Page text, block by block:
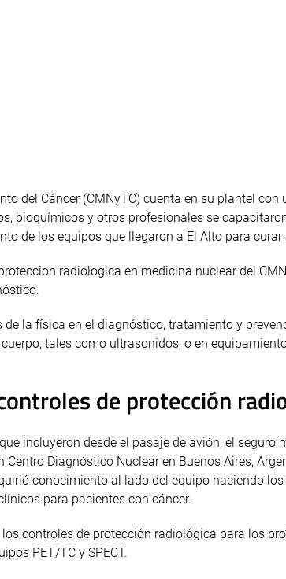
del Cáncer (CMNyTC) cuenta en su plantel
bioquímicos y otros profesionales se
de los equipos que llegaron a El Alto para
radiológica en medicina nuclear del
la física en el diagnóstico, tratamiento y
tales como ultrasonidos, o en
de protección
incluyeron desde el pasaje de avión, el seguro
Diagnóstico Nuclear en Buenos Aires,
conocimiento al lado del equipo haciendo
para pacientes con cáncer.
controles de protección radiológica para los
PET/TC y SPECT.